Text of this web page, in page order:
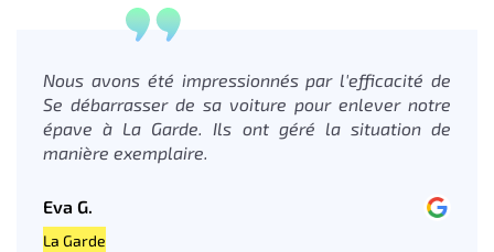
Nous avons été impressionnés par l'efficacité de
Se débarrasser de sa voiture pour enlever notre
épave à La Garde. Ils ont géré la situation de
manière exemplaire.
Eva G.
La Garde